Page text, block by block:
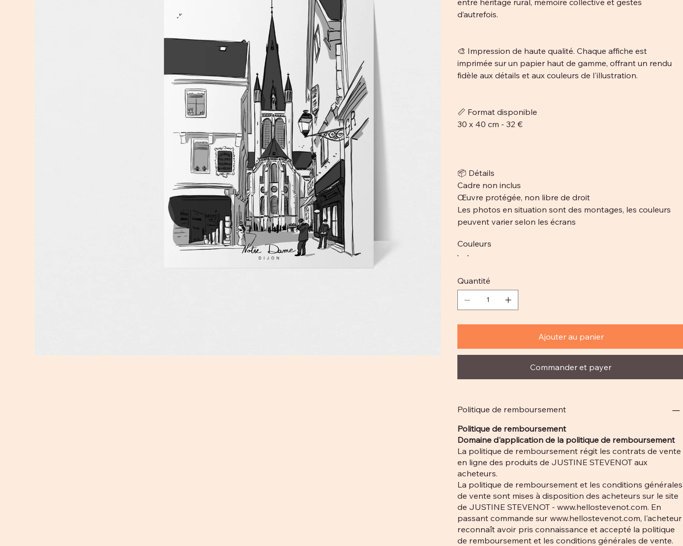
d’autrefois.
🎨 Impression de haute qualité. Chaque affiche est
imprimée sur un papier haut de gamme, offrant un rendu
fidèle aux détails et aux couleurs de l'illustration.
📏 Format disponible
30 x 40 cm - 32 €
📦 Détails
Cadre non inclus
Œuvre protégée, non libre de droit
Les photos en situation sont des montages, les couleurs
peuvent varier selon les écrans
Couleurs
Quantité
Ajouter au panier
Commander et payer
Politique de remboursement
Politique de remboursement
​Domaine d'application de la politique de remboursement
La politique de remboursement régit les contrats de vente
en ligne des produits de JUSTINE STEVENOT aux
acheteurs.
La politique de remboursement et les conditions générales
de vente sont mises à disposition des acheteurs sur le site
de JUSTINE STEVENOT -www.hellostevenot.com. En
passant commande surwww.hellostevenot.com, l'acheteur
reconnaît avoir pris connaissance et accepté la politique
de remboursement et les conditions générales de vente.